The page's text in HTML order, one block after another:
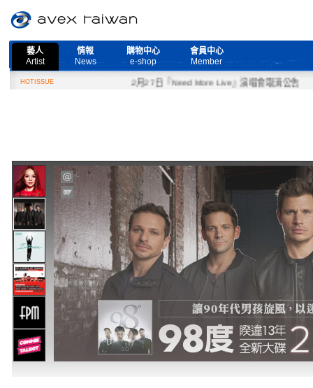
藝人
Artist
情報
News
購物中心
e-shop
會員中心
Member
HOTISSUE 2月27日『Need More Live』演唱會取消公告